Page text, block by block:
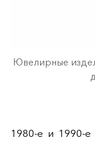
Ювелирные
1980-е и 1990-